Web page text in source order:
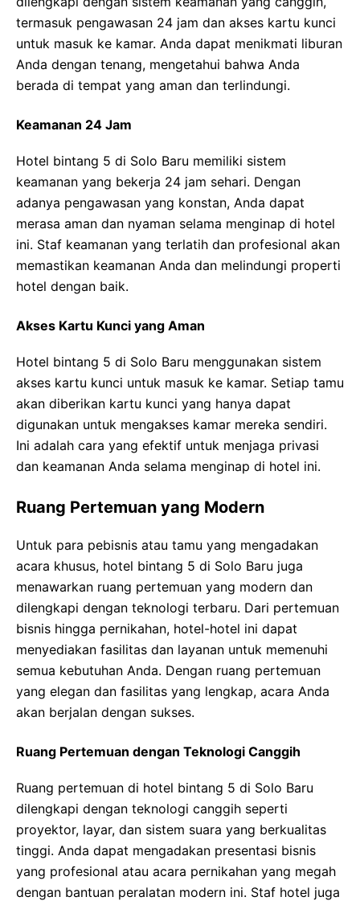
termasuk pengawasan 24 jam dan akses kartu kunci
untuk masuk ke kamar. Anda dapat menikmati liburan
Anda dengan tenang, mengetahui bahwa Anda
berada di tempat yang aman dan terlindungi.
Keamanan 24 Jam
Hotel bintang 5 di Solo Baru memiliki sistem
keamanan yang bekerja 24 jam sehari. Dengan
adanya pengawasan yang konstan, Anda dapat
merasa aman dan nyaman selama menginap di hotel
ini. Staf keamanan yang terlatih dan profesional akan
memastikan keamanan Anda dan melindungi properti
hotel dengan baik.
Akses Kartu Kunci yang Aman
Hotel bintang 5 di Solo Baru menggunakan sistem
akses kartu kunci untuk masuk ke kamar. Setiap tamu
akan diberikan kartu kunci yang hanya dapat
digunakan untuk mengakses kamar mereka sendiri.
Ini adalah cara yang efektif untuk menjaga privasi
dan keamanan Anda selama menginap di hotel ini.
Ruang Pertemuan yang Modern
Untuk para pebisnis atau tamu yang mengadakan
acara khusus, hotel bintang 5 di Solo Baru juga
menawarkan ruang pertemuan yang modern dan
dilengkapi dengan teknologi terbaru. Dari pertemuan
bisnis hingga pernikahan, hotel-hotel ini dapat
menyediakan fasilitas dan layanan untuk memenuhi
semua kebutuhan Anda. Dengan ruang pertemuan
yang elegan dan fasilitas yang lengkap, acara Anda
akan berjalan dengan sukses.
Ruang Pertemuan dengan Teknologi Canggih
Ruang pertemuan di hotel bintang 5 di Solo Baru
dilengkapi dengan teknologi canggih seperti
proyektor, layar, dan sistem suara yang berkualitas
tinggi. Anda dapat mengadakan presentasi bisnis
yang profesional atau acara pernikahan yang megah
dengan bantuan peralatan modern ini. Staf hotel juga